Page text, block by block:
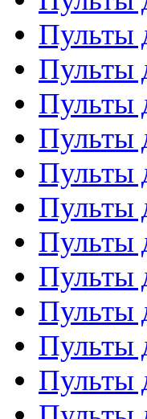
Пульты
Пульты
Пульты
Пульты
Пульты
Пульты
Пульты
Пульты
Пульты
Пульты
Пульты